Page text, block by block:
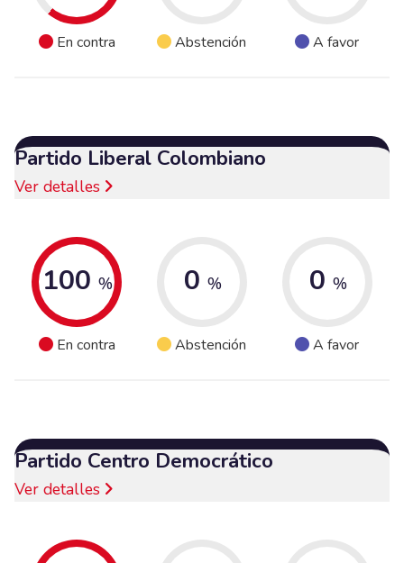
En contra Abstención A favor
Partido Liberal Colombiano
Ver detalles
100 %
En contra
0 %
Abstención
0 %
A favor
Partido Centro Democrático
Ver detalles